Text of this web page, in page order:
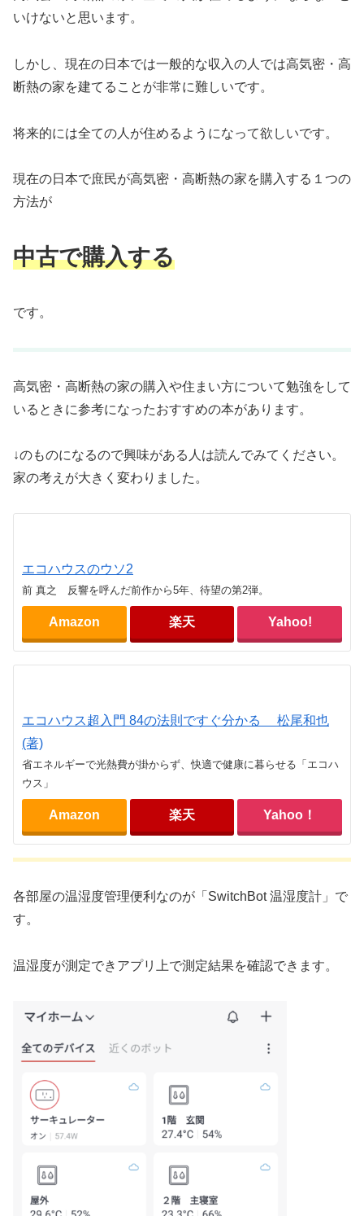
いけないと思います。
しかし、現在の日本では一般的な収入の人では高気密・高
断熱の家を建てることが非常に難しいです。
将来的には全ての人が住めるようになって欲しいです。
現在の日本で庶民が高気密・高断熱の家を購入する１つの
方法が
中古で購入する
です。
高気密・高断熱の家の購入や住まい方について勉強をして
いるときに参考になったおすすめの本があります。
↓のものになるので興味がある人は読んでみてください。
家の考えが大きく変わりました。
エコハウスのウソ2
前 真之 反響を呼んだ前作から5年、待望の第2弾。
Amazon 楽天 Yahoo!
エコハウス超入門 84の法則ですぐ分かる 松尾和也
(著)
省エネルギーで光熱費が掛からず、快適で健康に暮らせる「エコハ
ウス」
Amazon 楽天 Yahoo！
各部屋の温湿度管理便利なのが「SwitchBot 温湿度計」で
す。
温湿度が測定できアプリ上で測定結果を確認できます。